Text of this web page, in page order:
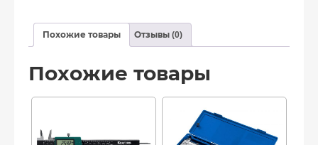
Похожие товары Отзывы (0)
Похожие товары